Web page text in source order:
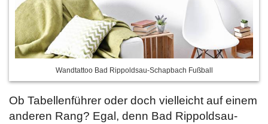
Wandtattoo Bad Rippoldsau-Schapbach Fußball
Ob Tabellenführer oder doch vielleicht auf einem
anderen Rang? Egal, denn Bad Rippoldsau-